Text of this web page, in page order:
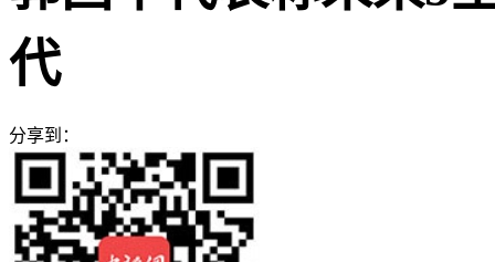
代
分享到：